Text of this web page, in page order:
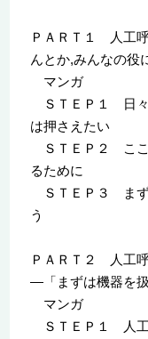
ＰＡＲＴ１ 人工
んとか,みんなの
マンガ
ＳＴＥＰ１ 日々
は押さえたい
ＳＴＥＰ２ ここ
るために
ＳＴＥＰ３ まず
う
ＰＡＲＴ２ 人工
―「まずは機器を
マンガ
ＳＴＥＰ１ 人工